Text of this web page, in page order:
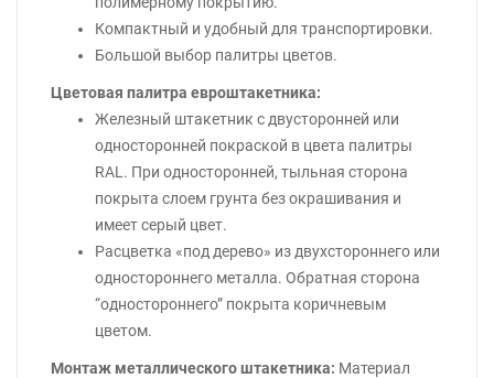
Компактный и удобный для транспортировки.
Большой выбор палитры цветов.
Цветовая палитра евроштакетника:
Железный штакетник с двусторонней или
односторонней покраской в цвета палитры
RAL. При односторонней, тыльная сторона
покрыта слоем грунта без окрашивания и
имеет серый цвет.
Расцветка «под дерево» из двухстороннего или
одностороннего металла. Обратная сторона
“одностороннего” покрыта коричневым
цветом.
Монтаж металлического штакетника: Материал